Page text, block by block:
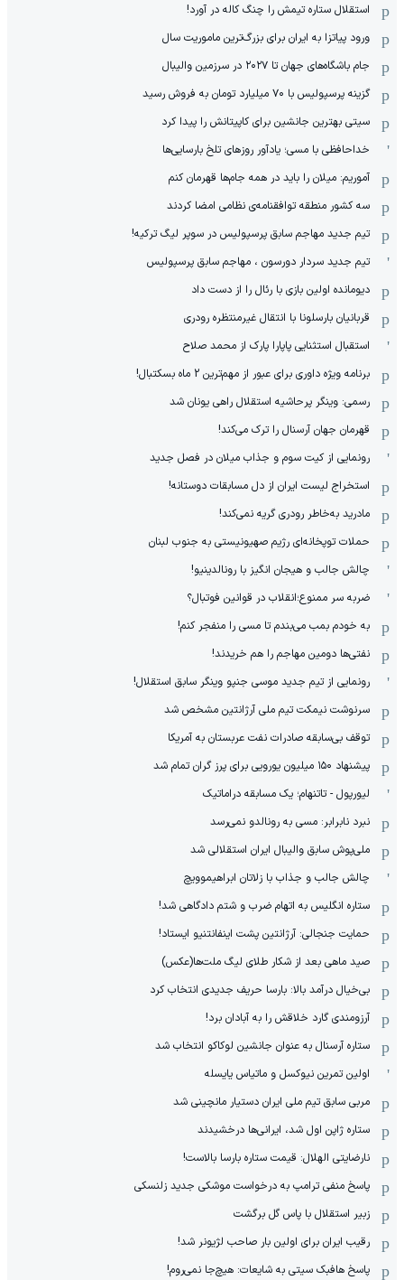
استقلال ستاره تیمش را چنگ کاله در آورد!
ورود پیاتزا به ایران برای بزرگ‌ترین ماموریت سال
جام باشگاه‌های جهان تا ۲۰۲۷ در سرزمین والیبال
گزینه پرسپولیس با ۷۰ میلیارد تومان به فروش رسید
سیتی بهترین جانشین برای کاپیتانش را پیدا کرد
خداحافظی با مسی؛ یادآور روزهای تلخ بارسایی‌ها
آموریم: میلان را باید در همه جام‌ها قهرمان کنم
سه کشور منطقه توافقنامه‌ی نظامی امضا کردند
تیم جدید مهاجم سابق پرسپولیس در سوپر لیگ ترکیه!
تیم جدید سردار دورسون ، مهاجم سابق پرسپولیس
دیومانده اولین بازی با رئال را از دست داد
قربانیان بارسلونا با انتقال غیرمنتظره رودری
استقبال استثنایی پاپارا پارک از محمد صلاح
برنامه ویژه داوری برای عبور از مهم‌ترین 2 ماه بسکتبال!
رسمی: وینگر پرحاشیه استقلال راهی یونان شد
قهرمان جهان آرسنال را ترک می‌کند!
رونمایی از کیت سوم و جذاب میلان در فصل جدید
استخراج لیست ایران از دل مسابقات دوستانه!
مادرید به‌خاطر رودری گریه نمی‌کند!
حملات توپخانه‌ای رژیم صهیونیستی به جنوب لبنان
چالش جالب و هیجان انگیز با رونالدینیو!
ضربه سر ممنوع؛انقلاب در قوانین فوتبال؟
به خودم بمب می‌بندم تا مسی را منفجر کنم!
نفتی‌ها دومین مهاجم را هم خریدند!
رونمایی از تیم جدید موسی جنپو وینگر سابق استقلال!
سرنوشت نیمکت تیم ملی آرژانتین مشخص شد
توقف بی‌سابقه صادرات نفت عربستان به آمریکا
پیشنهاد ۱۵۰ میلیون یورویی برای پرز گران تمام شد
لیورپول - تاتنهام؛ یک مسابقه دراماتیک
نبرد نابرابر: مسی به رونالدو نمی‌رسد
ملی‌پوش سابق والیبال ایران استقلالی شد
چالش جالب و جذاب با زلاتان ابراهیموویچ
ستاره انگلیس به اتهام ضرب و شتم دادگاهی شد!
حمایت جنجالی: آرژانتین پشت اینفانتنیو ایستاد!
صید ماهی بعد از شکار طلای لیگ ملت‌ها(عکس)
بی‌خیال درآمد بالا: بارسا حریف جدیدی انتخاب کرد
آرزومندی گارد خلاقش را به آبادان برد!
ستاره آرسنال به عنوان جانشین لوکاکو انتخاب شد
اولین تمرین نیوکسل و ماتیاس یایسله
مربی سابق تیم ملی ایران دستیار مانچینی شد
ستاره ژاپن اول شد، ایرانی‌ها درخشیدند
نارضایتی الهلال: قیمت ستاره بارسا بالاست!
پاسخ منفی ترامپ به درخواست موشکی جدید زلنسکی
زبیر استقلال با پاس گل برگشت
رقیب ایران برای اولین بار صاحب لژیونر شد!
پاسخ هافبک سیتی به شایعات: هیچ‌جا نمی‌روم!